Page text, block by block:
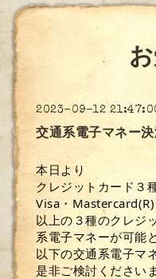
2023-09-12
交通系電子マネー
本日より
クレジットカード３
Visa・
以上の３種のクレジ
系電子マネーが可能
以下の交通系電子マ
是非ご検討ください